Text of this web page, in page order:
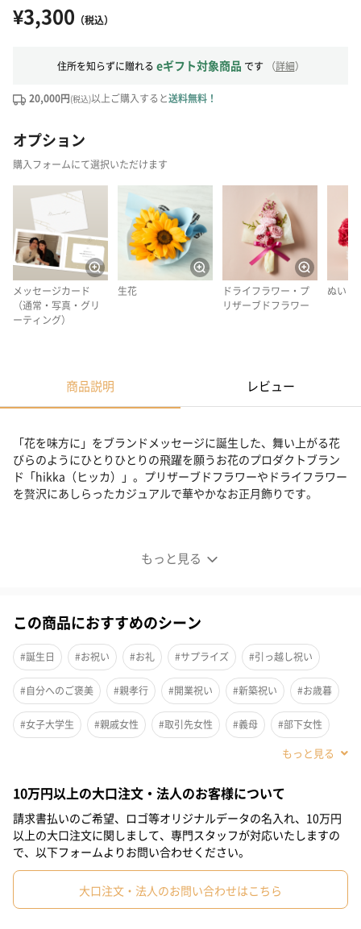
¥3,300 （税込）
住所を知らずに贈れる eギフト対象商品 です （詳細）
20,000円(税込)以上ご購入すると送料無料！
オプション
購入フォームにて選択いただけます
メッセージカード
（通常・写真・グリ
ーティング）
生花
ドライフラワー・プ
リザーブドフラワー
ぬいぐ
商品説明 レビュー
もっと見る
「花を味方に」をブランドメッセージに誕生した、舞い上がる花
びらのようにひとりひとりの飛躍を願うお花のプロダクトブラン
ド「hikka（ヒッカ）」。プリザーブドフラワーやドライフラワー
を贅沢にあしらったカジュアルで華やかなお正月飾りです。
プリザーブドフラワーやドライフラワーを贅沢にあしらったカジ
ュアルで華やかなお正月飾りです。引っ掛けることができるよう
になっていますので、玄関やお部屋に飾って良いお年をお迎えく
ださい。お正月だけの限定デザインです。
この商品におすすめのシーン
#誕生日 #お祝い #お礼 #サプライズ #引っ越し祝い
#自分へのご褒美 #親孝行 #開業祝い #新築祝い #お歳暮
#女子大学生 #親戚女性 #取引先女性 #義母 #部下女性
#上司女性
#祖母 #母親 #妻 #女性 #女友達 #20代前半
#20代後半 #30代 #50代 #60代 #70代 #80代
#90代 #40代
10万円以上の大口注文・法人のお客様について
請求書払いのご希望、ロゴ等オリジナルデータの名入れ、10万円
以上の大口注文に関しまして、専門スタッフが対応いたしますの
で、以下フォームよりお問い合わせください。
大口注文・法人のお問い合わせはこちら